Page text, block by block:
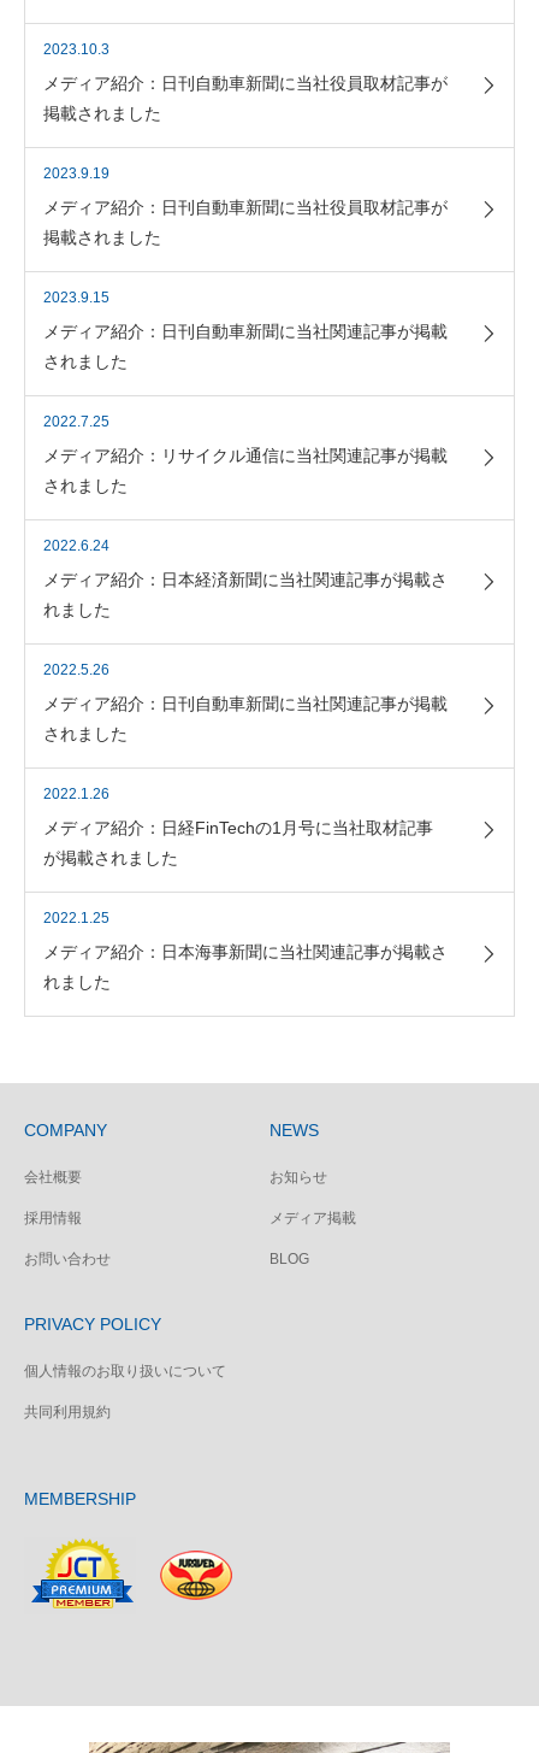
2023.10.3
メディア紹介：日刊自動車新聞に当社役員取材記事が
掲載されました
2023.9.19
メディア紹介：日刊自動車新聞に当社役員取材記事が
掲載されました
2023.9.15
メディア紹介：日刊自動車新聞に当社関連記事が掲載
されました
2022.7.25
メディア紹介：リサイクル通信に当社関連記事が掲載
されました
2022.6.24
メディア紹介：日本経済新聞に当社関連記事が掲載さ
れました
2022.5.26
メディア紹介：日刊自動車新聞に当社関連記事が掲載
されました
2022.1.26
メディア紹介：日経FinTechの1月号に当社取材記事
が掲載されました
2022.1.25
メディア紹介：日本海事新聞に当社関連記事が掲載さ
れました
COMPANY
会社概要
採用情報
お問い合わせ
NEWS
お知らせ
メディア掲載
BLOG
PRIVACY POLICY
個人情報のお取り扱いについて
共同利用規約
MEMBERSHIP